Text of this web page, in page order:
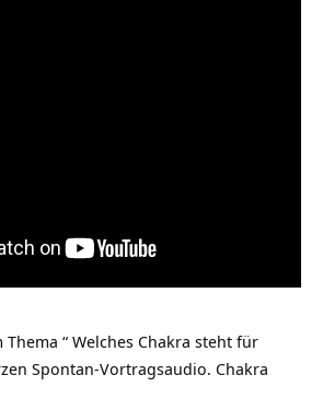
“ Welches Chakra steht für
Spontan-Vortragsaudio. Chakra